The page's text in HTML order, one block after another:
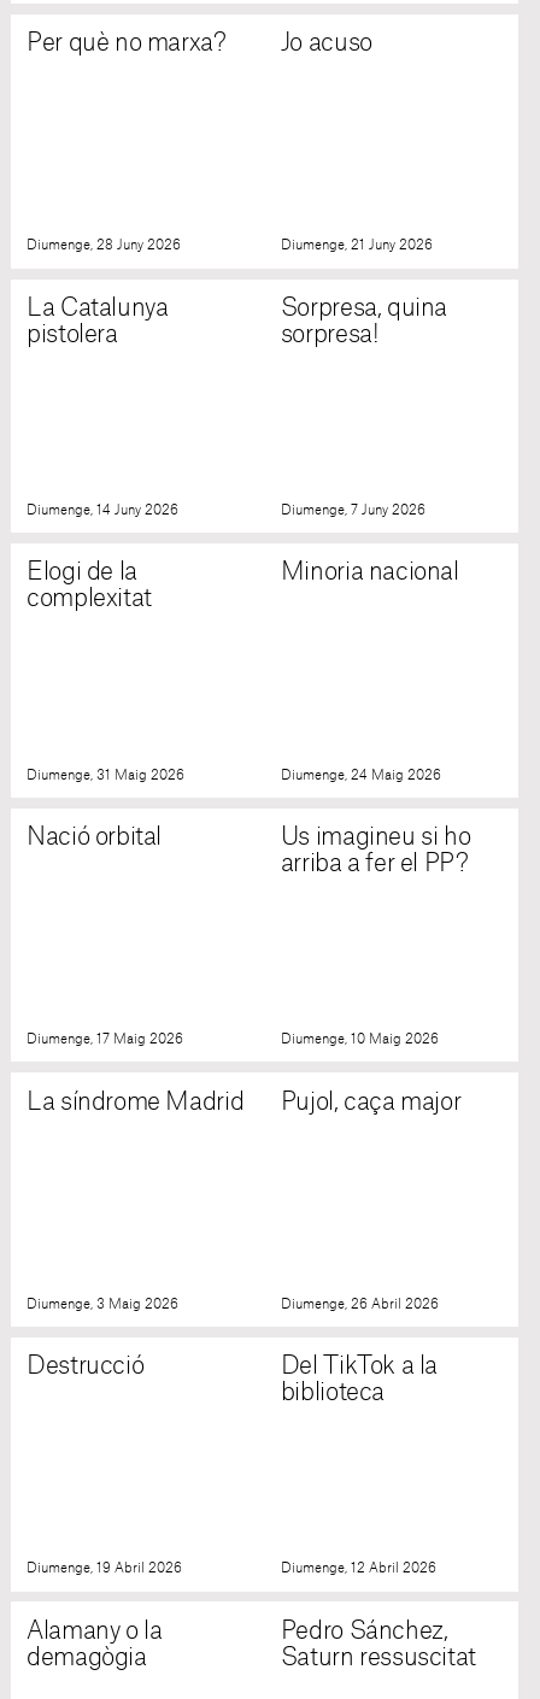
Per què no marxa?
Diumenge, 28 Juny 2026
Jo acuso
Diumenge, 21 Juny 2026
La Catalunya
pistolera
Diumenge, 14 Juny 2026
Sorpresa, quina
sorpresa!
Diumenge, 7 Juny 2026
Elogi de la
complexitat
Diumenge, 31 Maig 2026
Minoria nacional
Diumenge, 24 Maig 2026
Nació orbital
Diumenge, 17 Maig 2026
Us imagineu si ho
arriba a fer el PP?
Diumenge, 10 Maig 2026
La síndrome Madrid
Diumenge, 3 Maig 2026
Pujol, caça major
Diumenge, 26 Abril 2026
Destrucció
Diumenge, 19 Abril 2026
Del TikTok a la
biblioteca
Diumenge, 12 Abril 2026
Alamany o la
demagògia
Pedro Sánchez,
Saturn ressuscitat